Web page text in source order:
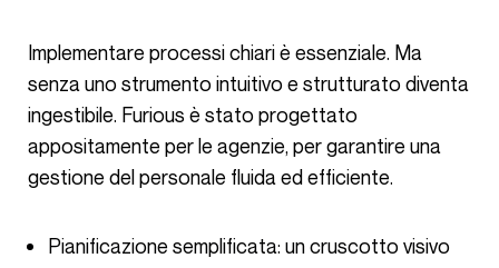
Implementare processi chiari è essenziale. Ma
senza uno strumento intuitivo e strutturato diventa
ingestibile. Furious è stato progettato
appositamente per le agenzie, per garantire una
gestione del personale fluida ed efficiente.
Pianificazione semplificata: un cruscotto visivo